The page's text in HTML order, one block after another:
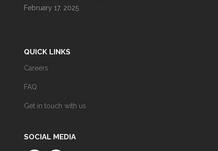
February 17, 2025
QUICK LINKS
Careers
FAQ
Get in touch with us
SOCIAL MEDIA